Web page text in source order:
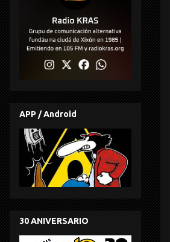
APP / Android
30 ANIVERSARIO